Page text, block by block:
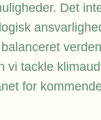
Det
vi tackle
for